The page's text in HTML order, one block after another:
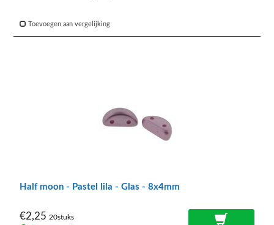
Toevoegen aan vergelijking
Half moon - Pastel lila - Glas - 8x4mm
€2,25 20stuks